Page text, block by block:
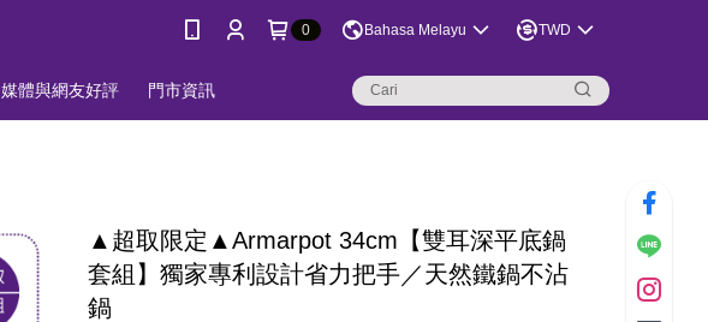
0 Bahasa Melayu TWD
媒體與網友好評 門市資訊
▲超取限定▲Armarpot 34cm【雙耳深平底鍋
套組】獨家專利設計省力把手／天然鐵鍋不沾
鍋